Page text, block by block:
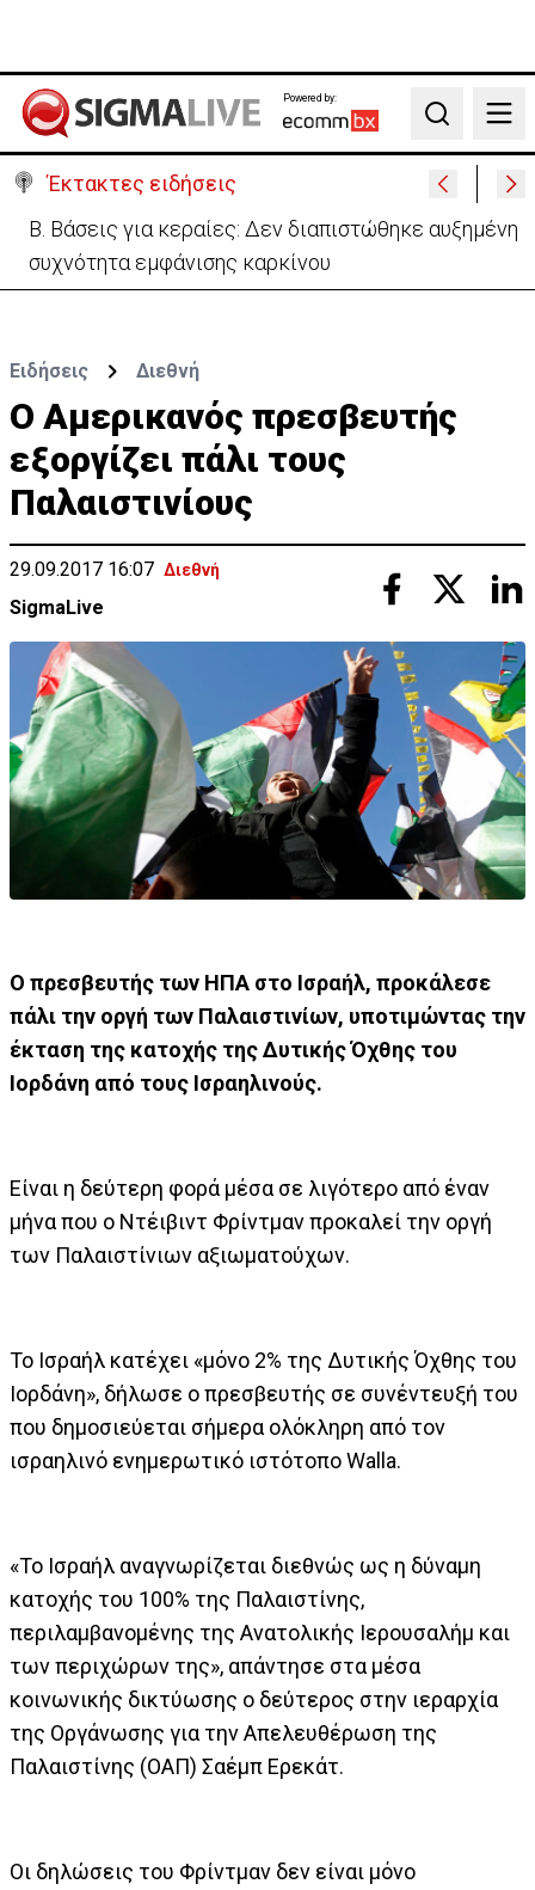
Powered by:
Search
Έκτακτες ειδήσεις
Αβέβαιη η θαλάσσια σύνδεση Κύπρου-Ελλάδας - Το
2027 ίσως η τελευταία χρονιά
Ειδήσεις Διεθνή
Ο Αμερικανός πρεσβευτής
εξοργίζει πάλι τους
Παλαιστινίους
29.09.2017 16:07 Διεθνή
SigmaLive
Ο πρεσβευτής των ΗΠΑ στο Ισραήλ, προκάλεσε
πάλι την οργή των Παλαιστινίων, υποτιμώντας την
έκταση της κατοχής της Δυτικής Όχθης του
Ιορδάνη από τους Ισραηλινούς.
Είναι η δεύτερη φορά μέσα σε λιγότερο από έναν
μήνα που ο Ντέιβιντ Φρίντμαν προκαλεί την οργή
των Παλαιστίνιων αξιωματούχων.
Το Ισραήλ κατέχει «μόνο 2% της Δυτικής Όχθης του
Ιορδάνη», δήλωσε ο πρεσβευτής σε συνέντευξή του
που δημοσιεύεται σήμερα ολόκληρη από τον
ισραηλινό ενημερωτικό ιστότοπο Walla.
«Το Ισραήλ αναγνωρίζεται διεθνώς ως η δύναμη
κατοχής του 100% της Παλαιστίνης,
περιλαμβανομένης της Ανατολικής Ιερουσαλήμ και
των περιχώρων της», απάντησε στα μέσα
κοινωνικής δικτύωσης ο δεύτερος στην ιεραρχία
της Οργάνωσης για την Απελευθέρωση της
Παλαιστίνης (ΟΑΠ) Σαέμπ Ερεκάτ.
Οι δηλώσεις του Φρίντμαν δεν είναι μόνο